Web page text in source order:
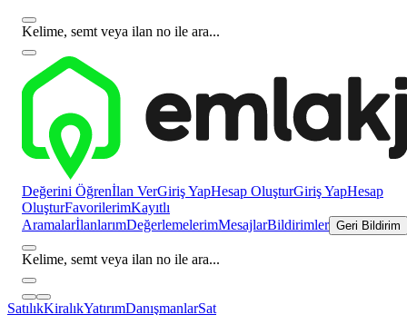
Kelime, semt veya ilan no ile ara...
Değerini Öğrenİlan VerGiriş YapHesap OluşturGiriş YapHesap
OluşturFavorilerimKayıtlı
AramalarİlanlarımDeğerlemelerimMesajlarBildirimler Geri Bildirim
Kelime, semt veya ilan no ile ara...
SatılıkKiralıkYatırımDanışmanlarSat